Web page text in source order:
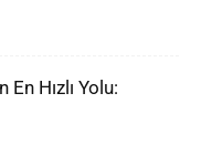
En Hızlı Yolu: